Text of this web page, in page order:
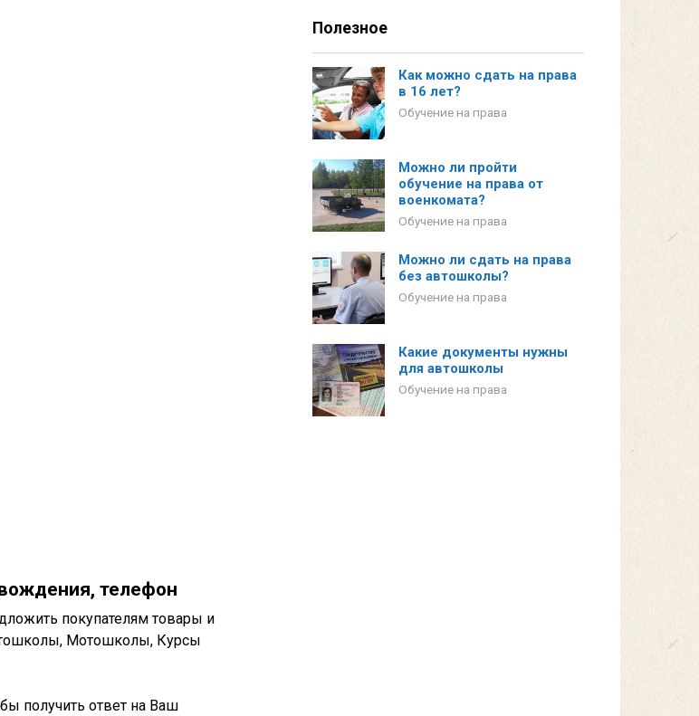
телефон
покупателям товары и
Мотошколы, Курсы
получить ответ на Ваш
Полезное
Как можно сдать на права
в 16 лет?
Обучение на права
Можно ли пройти
обучение на права от
военкомата?
Обучение на права
Можно ли сдать на права
без автошколы?
Обучение на права
Какие документы нужны
для автошколы
Обучение на права